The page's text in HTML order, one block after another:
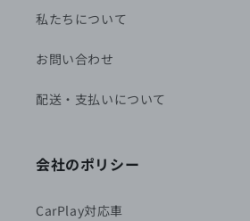
私たちについて
お問い合わせ
配送・支払いについて
会社のポリシー
CarPlay対応車